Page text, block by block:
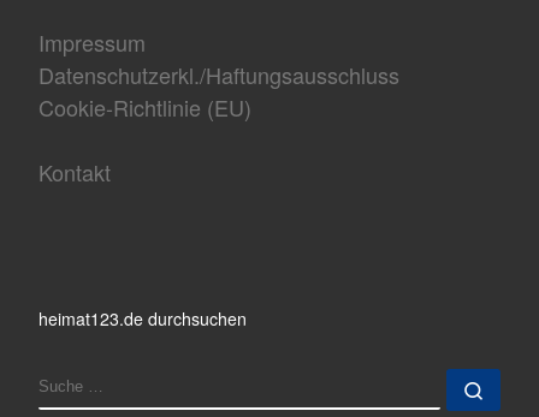
Impressum
Datenschutzerkl./Haftungsausschluss
Cookie-Richtlinie (EU)
Kontakt
heimat123.de durchsuchen
SUCHE